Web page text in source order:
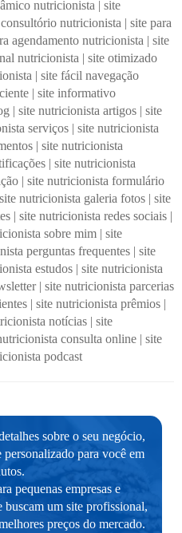
nutricionista | site
nutricionista | site para
agendamento nutricionista | site
nutricionista | site otimizado
| site fácil navegação
| site informativo
| site nutricionista artigos | site
serviços | site nutricionista
| site nutricionista
| site nutricionista
| site nutricionista formulário
site nutricionista galeria fotos | site
| site nutricionista redes sociais |
sobre mim | site
perguntas frequentes | site
estudos | site nutricionista
| site nutricionista parcerias
| site nutricionista prêmios |
notícias | site
consulta online | site
podcast
sobre o seu negócio,
personalizado para você em
pequenas empresas e
um site profissional,
preços do mercado.